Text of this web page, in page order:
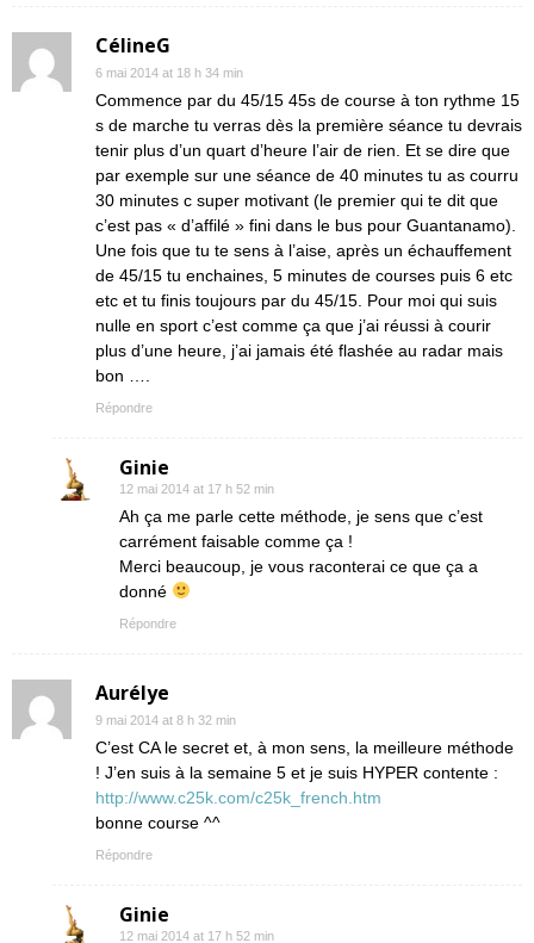
CélineG
6 mai 2014 at 18 h 34 min
Commence par du 45/15 45s de course à ton rythme 15
s de marche tu verras dès la première séance tu devrais
tenir plus d’un quart d’heure l’air de rien. Et se dire que
par exemple sur une séance de 40 minutes tu as courru
30 minutes c super motivant (le premier qui te dit que
c’est pas « d’affilé » fini dans le bus pour Guantanamo).
Une fois que tu te sens à l’aise, après un échauffement
de 45/15 tu enchaines, 5 minutes de courses puis 6 etc
etc et tu finis toujours par du 45/15. Pour moi qui suis
nulle en sport c’est comme ça que j’ai réussi à courir
plus d’une heure, j’ai jamais été flashée au radar mais
bon ….
Répondre
Ginie
12 mai 2014 at 17 h 52 min
Ah ça me parle cette méthode, je sens que c’est
carrément faisable comme ça !
Merci beaucoup, je vous raconterai ce que ça a
donné
Répondre
Aurélye
9 mai 2014 at 8 h 32 min
C’est CA le secret et, à mon sens, la meilleure méthode
! J’en suis à la semaine 5 et je suis HYPER contente :
http://www.c25k.com/c25k_french.htm
bonne course ^^
Répondre
Ginie
12 mai 2014 at 17 h 52 min